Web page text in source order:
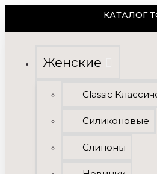
КАТАЛОГ
Женские
Classic
Силиконовые
Слипоны